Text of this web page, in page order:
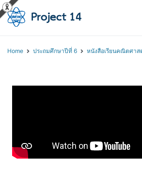
Home ประถมศึกษาปีที่ 6 หนังสือเรียนคณิตศาส